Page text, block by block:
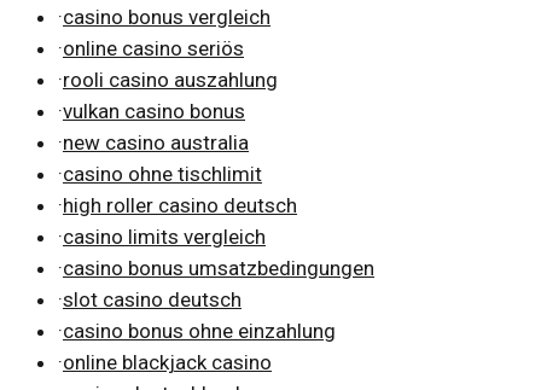
·casino bonus vergleich
·online casino seriös
·rooli casino auszahlung
·vulkan casino bonus
·new casino australia
·casino ohne tischlimit
·high roller casino deutsch
·casino limits vergleich
·casino bonus umsatzbedingungen
·slot casino deutsch
·casino bonus ohne einzahlung
·online blackjack casino